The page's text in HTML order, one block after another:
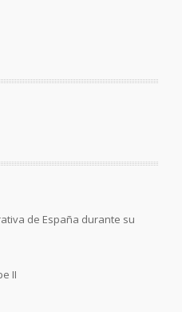
de España durante su
II